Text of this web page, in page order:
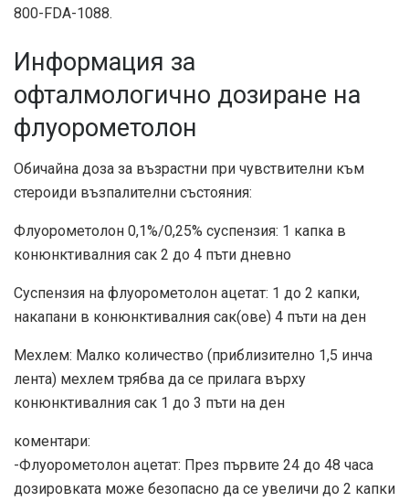
800-FDA-1088.
Информация за
офталмологично дозиране на
флуорометолон
Обичайна доза за възрастни при чувствителни към
стероиди възпалителни състояния:
Флуорометолон 0,1%/0,25% суспензия: 1 капка в
конюнктивалния сак 2 до 4 пъти дневно
Суспензия на флуорометолон ацетат: 1 до 2 капки,
накапани в конюнктивалния сак(ове) 4 пъти на ден
Мехлем: Малко количество (приблизително 1,5 инча
лента) мехлем трябва да се прилага върху
конюнктивалния сак 1 до 3 пъти на ден
коментари:
-Флуорометолон ацетат: През първите 24 до 48 часа
дозировката може безопасно да се увеличи до 2 капки